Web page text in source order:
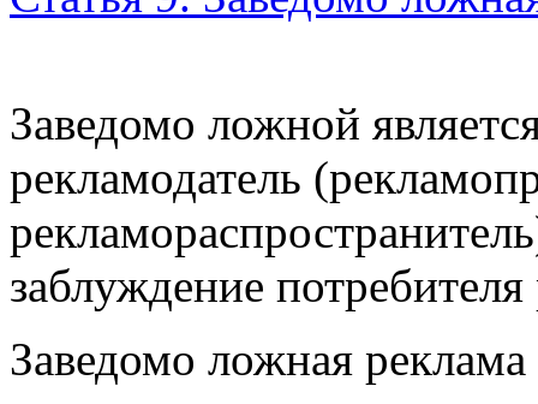
Заведомо ложной
рекламодатель
заблуждение
Заведомо ложная реклама